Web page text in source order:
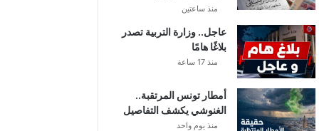
منذ ساعتين
عاجل.. وزارة التربية تصدر
بلاغًا هامًا
منذ 17 ساعة
أمطار تونس المرتقبة..
الغنوشي يكشف التفاصيل
منذ يوم واحد